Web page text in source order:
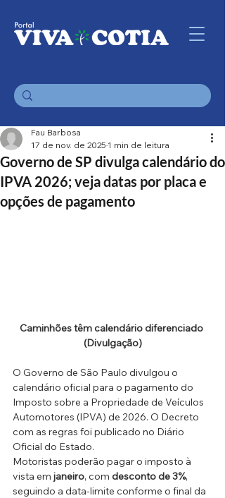
Governo de SP divulga calendário do
IPVA 2026; veja datas por placa e
opções de pagamento
Fau Barbosa
17 de nov. de 2025 1 min de leitura
Caminhões têm calendário diferenciado
(Divulgação)
O Governo de São Paulo divulgou o
calendário oficial para o pagamento do
Imposto sobre a Propriedade de Veículos
Automotores (IPVA) de 2026. O Decreto
com as regras foi publicado no Diário
Oficial do Estado.
Motoristas poderão pagar o imposto à
vista em janeiro, com desconto de 3%,
seguindo a data-limite conforme o final da